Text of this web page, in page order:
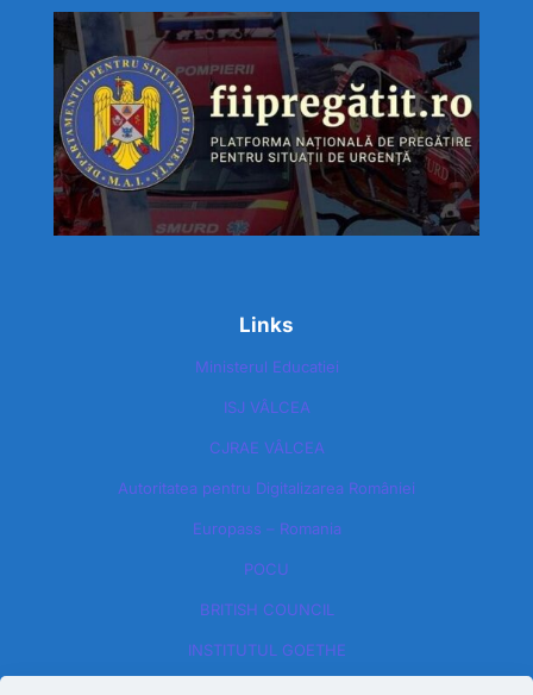
Links
Ministerul Educatiei
ISJ VÂLCEA
CJRAE VÂLCEA
Autoritatea pentru Digitalizarea României​
Europass – Romania
POCU
BRITISH COUNCIL
INSTITUTUL GOETHE